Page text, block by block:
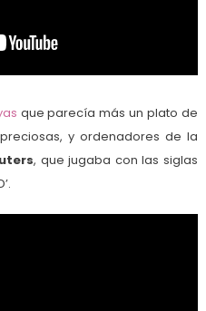
que parecía más un plato de
y ordenadores de la
, que jugaba con las siglas